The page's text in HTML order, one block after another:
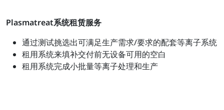
Plasmatreat系统租赁服务
通过测试挑选出可满足生产需求/要求的配套等离子系统
租用系统来填补交付前无设备可用的空白
租用系统完成小批量等离子处理和生产